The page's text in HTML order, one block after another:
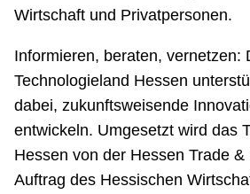
Wirtschaft und Privatpersonen.
Informieren, beraten, vernetzen:
Technologieland Hessen
dabei, zukunftsweisende
entwickeln. Umgesetzt wird das
Hessen von der Hessen Trade
Auftrag des Hessischen